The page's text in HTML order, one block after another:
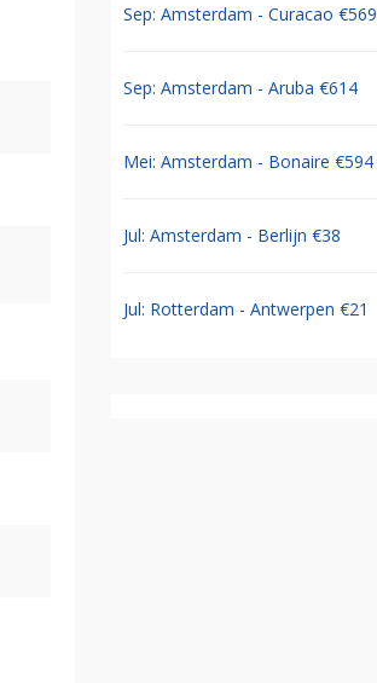
Sep: Amsterdam - Curacao €569
Sep: Amsterdam - Aruba €614
Mei: Amsterdam - Bonaire €594
Jul: Amsterdam - Berlijn €38
Jul: Rotterdam - Antwerpen €21